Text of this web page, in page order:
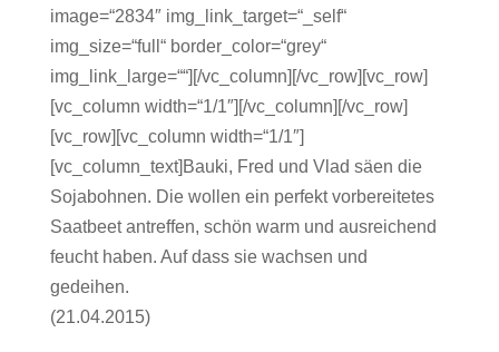
image=“2834″ img_link_target=“_self“
img_size=“full“ border_color=“grey“
img_link_large=““][/vc_column][/vc_row][vc_row]
[vc_column width=“1/1″][/vc_column][/vc_row]
[vc_row][vc_column width=“1/1″]
[vc_column_text]Bauki, Fred und Vlad säen die
Sojabohnen. Die wollen ein perfekt vorbereitetes
Saatbeet antreffen, schön warm und ausreichend
feucht haben. Auf dass sie wachsen und
gedeihen.
(21.04.2015)